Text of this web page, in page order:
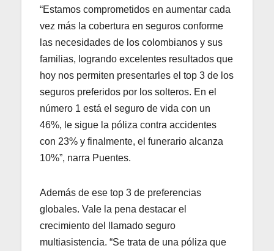
“Estamos comprometidos en aumentar cada
vez más la cobertura en seguros conforme
las necesidades de los colombianos y sus
familias, logrando excelentes resultados que
hoy nos permiten presentarles el top 3 de los
seguros preferidos por los solteros. En el
número 1 está el seguro de vida con un
46%, le sigue la póliza contra accidentes
con 23% y finalmente, el funerario alcanza
10%”, narra Puentes.
Además de ese top 3 de preferencias
globales. Vale la pena destacar el
crecimiento del llamado seguro
multiasistencia. “Se trata de una póliza que